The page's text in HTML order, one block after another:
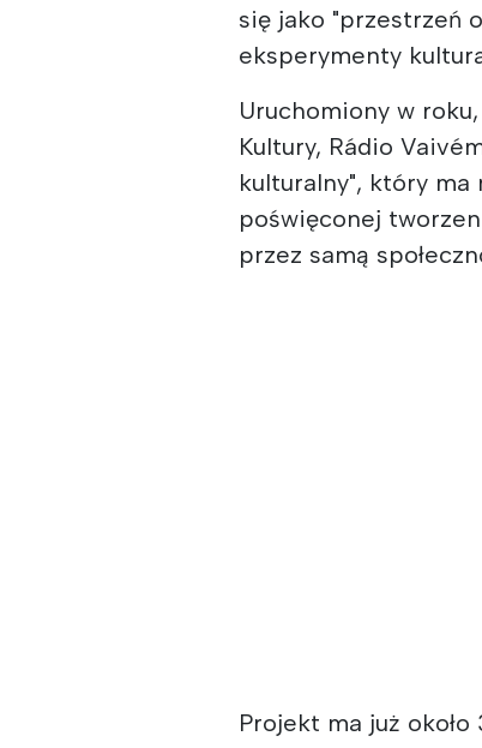
się jako "przestrzeń
eksperymenty
Uruchomiony w
Kultury, Rádio
kulturalny", który
poświęconej
przez samą
Projekt ma już